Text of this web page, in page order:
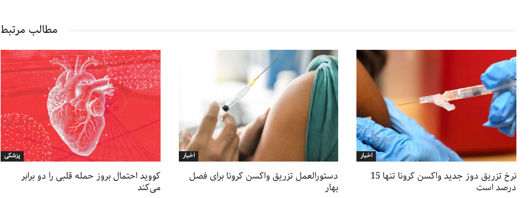
مطالب مرتبط
پزشکی
کووید احتمال بروز حمله قلبی را دو برابر
می‌کند
اخبار
دستورالعمل تزریق واکسن کرونا برای فصل
بهار
اخبار
نرخ تزریق دوز جدید واکسن کرونا تنها 15
درصد است